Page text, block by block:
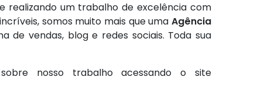
realizando um trabalho de excelência com
somos muito mais que uma Agência
de vendas, blog e redes sociais. Toda sua
nosso trabalho acessando o site